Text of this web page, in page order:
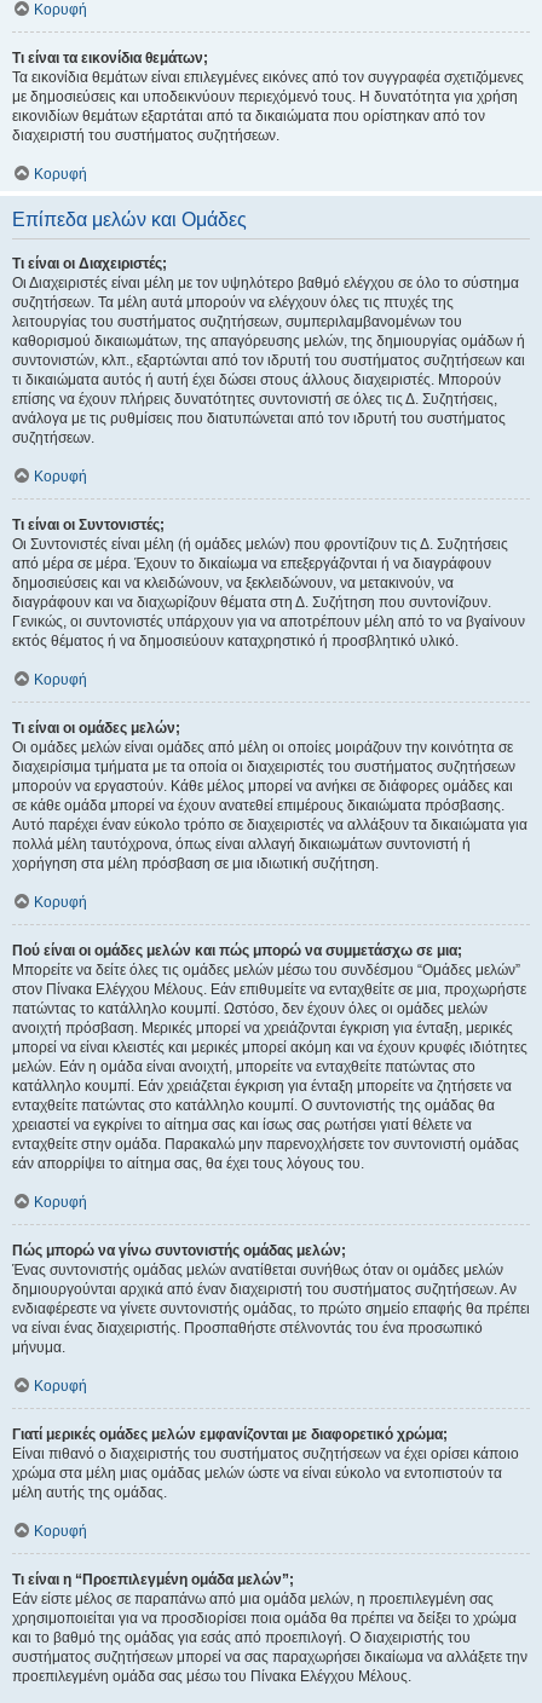
Κορυφή
Τι είναι τα εικονίδια θεμάτων;
Τα εικονίδια θεμάτων είναι επιλεγμένες εικόνες από τον συγγραφέα σχετιζόμενες
με δημοσιεύσεις και υποδεικνύουν περιεχόμενό τους. Η δυνατότητα για χρήση
εικονιδίων θεμάτων εξαρτάται από τα δικαιώματα που ορίστηκαν από τον
διαχειριστή του συστήματος συζητήσεων.
Κορυφή
Επίπεδα μελών και Ομάδες
Τι είναι οι Διαχειριστές;
Οι Διαχειριστές είναι μέλη με τον υψηλότερο βαθμό ελέγχου σε όλο το σύστημα
συζητήσεων. Τα μέλη αυτά μπορούν να ελέγχουν όλες τις πτυχές της
λειτουργίας του συστήματος συζητήσεων, συμπεριλαμβανομένων του
καθορισμού δικαιωμάτων, της απαγόρευσης μελών, της δημιουργίας ομάδων ή
συντονιστών, κλπ., εξαρτώνται από τον ιδρυτή του συστήματος συζητήσεων και
τι δικαιώματα αυτός ή αυτή έχει δώσει στους άλλους διαχειριστές. Μπορούν
επίσης να έχουν πλήρεις δυνατότητες συντονιστή σε όλες τις Δ. Συζητήσεις,
ανάλογα με τις ρυθμίσεις που διατυπώνεται από τον ιδρυτή του συστήματος
συζητήσεων.
Κορυφή
Τι είναι οι Συντονιστές;
Οι Συντονιστές είναι μέλη (ή ομάδες μελών) που φροντίζουν τις Δ. Συζητήσεις
από μέρα σε μέρα. Έχουν το δικαίωμα να επεξεργάζονται ή να διαγράφουν
δημοσιεύσεις και να κλειδώνουν, να ξεκλειδώνουν, να μετακινούν, να
διαγράφουν και να διαχωρίζουν θέματα στη Δ. Συζήτηση που συντονίζουν.
Γενικώς, οι συντονιστές υπάρχουν για να αποτρέπουν μέλη από το να βγαίνουν
εκτός θέματος ή να δημοσιεύουν καταχρηστικό ή προσβλητικό υλικό.
Κορυφή
Τι είναι οι ομάδες μελών;
Οι ομάδες μελών είναι ομάδες από μέλη οι οποίες μοιράζουν την κοινότητα σε
διαχειρίσιμα τμήματα με τα οποία οι διαχειριστές του συστήματος συζητήσεων
μπορούν να εργαστούν. Κάθε μέλος μπορεί να ανήκει σε διάφορες ομάδες και
σε κάθε ομάδα μπορεί να έχουν ανατεθεί επιμέρους δικαιώματα πρόσβασης.
Αυτό παρέχει έναν εύκολο τρόπο σε διαχειριστές να αλλάξουν τα δικαιώματα για
πολλά μέλη ταυτόχρονα, όπως είναι αλλαγή δικαιωμάτων συντονιστή ή
χορήγηση στα μέλη πρόσβαση σε μια ιδιωτική συζήτηση.
Κορυφή
Πού είναι οι ομάδες μελών και πώς μπορώ να συμμετάσχω σε μια;
Μπορείτε να δείτε όλες τις ομάδες μελών μέσω του συνδέσμου “Ομάδες μελών”
στον Πίνακα Ελέγχου Μέλους. Εάν επιθυμείτε να ενταχθείτε σε μια, προχωρήστε
πατώντας το κατάλληλο κουμπί. Ωστόσο, δεν έχουν όλες οι ομάδες μελών
ανοιχτή πρόσβαση. Μερικές μπορεί να χρειάζονται έγκριση για ένταξη, μερικές
μπορεί να είναι κλειστές και μερικές μπορεί ακόμη και να έχουν κρυφές ιδιότητες
μελών. Εάν η ομάδα είναι ανοιχτή, μπορείτε να ενταχθείτε πατώντας στο
κατάλληλο κουμπί. Εάν χρειάζεται έγκριση για ένταξη μπορείτε να ζητήσετε να
ενταχθείτε πατώντας στο κατάλληλο κουμπί. Ο συντονιστής της ομάδας θα
χρειαστεί να εγκρίνει το αίτημα σας και ίσως σας ρωτήσει γιατί θέλετε να
ενταχθείτε στην ομάδα. Παρακαλώ μην παρενοχλήσετε τον συντονιστή ομάδας
εάν απορρίψει το αίτημα σας, θα έχει τους λόγους του.
Κορυφή
Πώς μπορώ να γίνω συντονιστής ομάδας μελών;
Ένας συντονιστής ομάδας μελών ανατίθεται συνήθως όταν οι ομάδες μελών
δημιουργούνται αρχικά από έναν διαχειριστή του συστήματος συζητήσεων. Αν
ενδιαφέρεστε να γίνετε συντονιστής ομάδας, το πρώτο σημείο επαφής θα πρέπει
να είναι ένας διαχειριστής. Προσπαθήστε στέλνοντάς του ένα προσωπικό
μήνυμα.
Κορυφή
Γιατί μερικές ομάδες μελών εμφανίζονται με διαφορετικό χρώμα;
Είναι πιθανό ο διαχειριστής του συστήματος συζητήσεων να έχει ορίσει κάποιο
χρώμα στα μέλη μιας ομάδας μελών ώστε να είναι εύκολο να εντοπιστούν τα
μέλη αυτής της ομάδας.
Κορυφή
Τι είναι η “Προεπιλεγμένη ομάδα μελών”;
Εάν είστε μέλος σε παραπάνω από μια ομάδα μελών, η προεπιλεγμένη σας
χρησιμοποιείται για να προσδιορίσει ποια ομάδα θα πρέπει να δείξει το χρώμα
και το βαθμό της ομάδας για εσάς από προεπιλογή. Ο διαχειριστής του
συστήματος συζητήσεων μπορεί να σας παραχωρήσει δικαίωμα να αλλάξετε την
προεπιλεγμένη ομάδα σας μέσω του Πίνακα Ελέγχου Μέλους.